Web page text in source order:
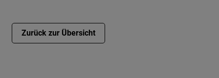
Zurück zur Übersicht